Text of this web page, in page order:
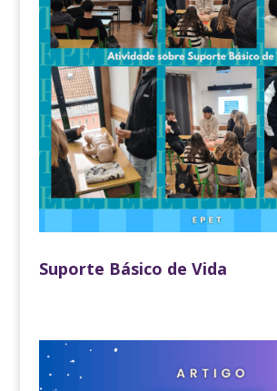
Suporte Básico de Vida